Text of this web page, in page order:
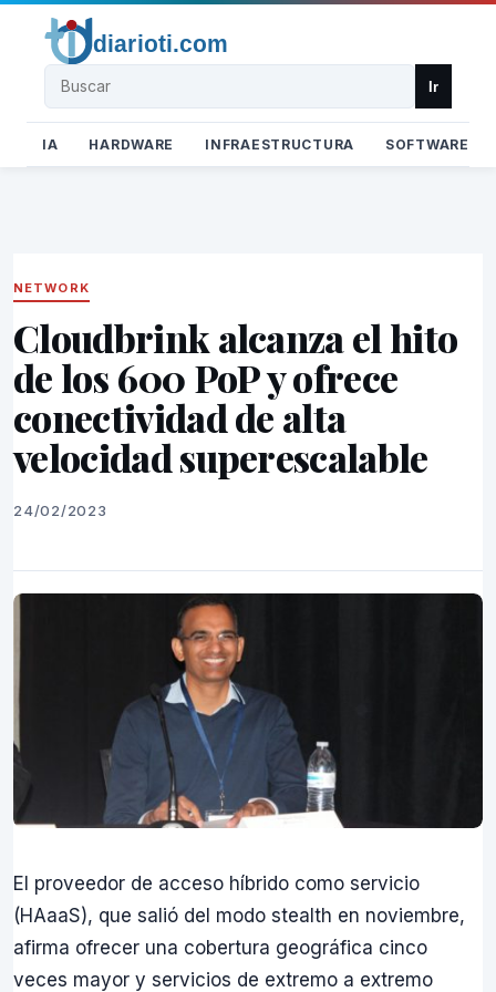
Buscar Ir
IA HARDWARE INFRAESTRUCTURA SOFTWARE
NETWORK
Cloudbrink alcanza el hito
de los 600 PoP y ofrece
conectividad de alta
velocidad superescalable
24/02/2023
El proveedor de acceso híbrido como servicio
(HAaaS), que salió del modo stealth en noviembre,
afirma ofrecer una cobertura geográfica cinco
veces mayor y servicios de extremo a extremo